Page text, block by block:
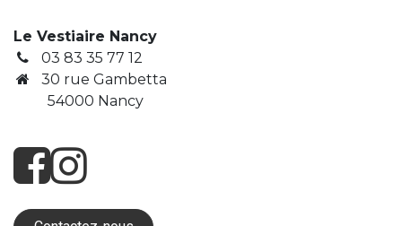
Le Vestiaire Nancy
03 83 35 77 12
30 rue Gambetta
​ 54000 Nancy